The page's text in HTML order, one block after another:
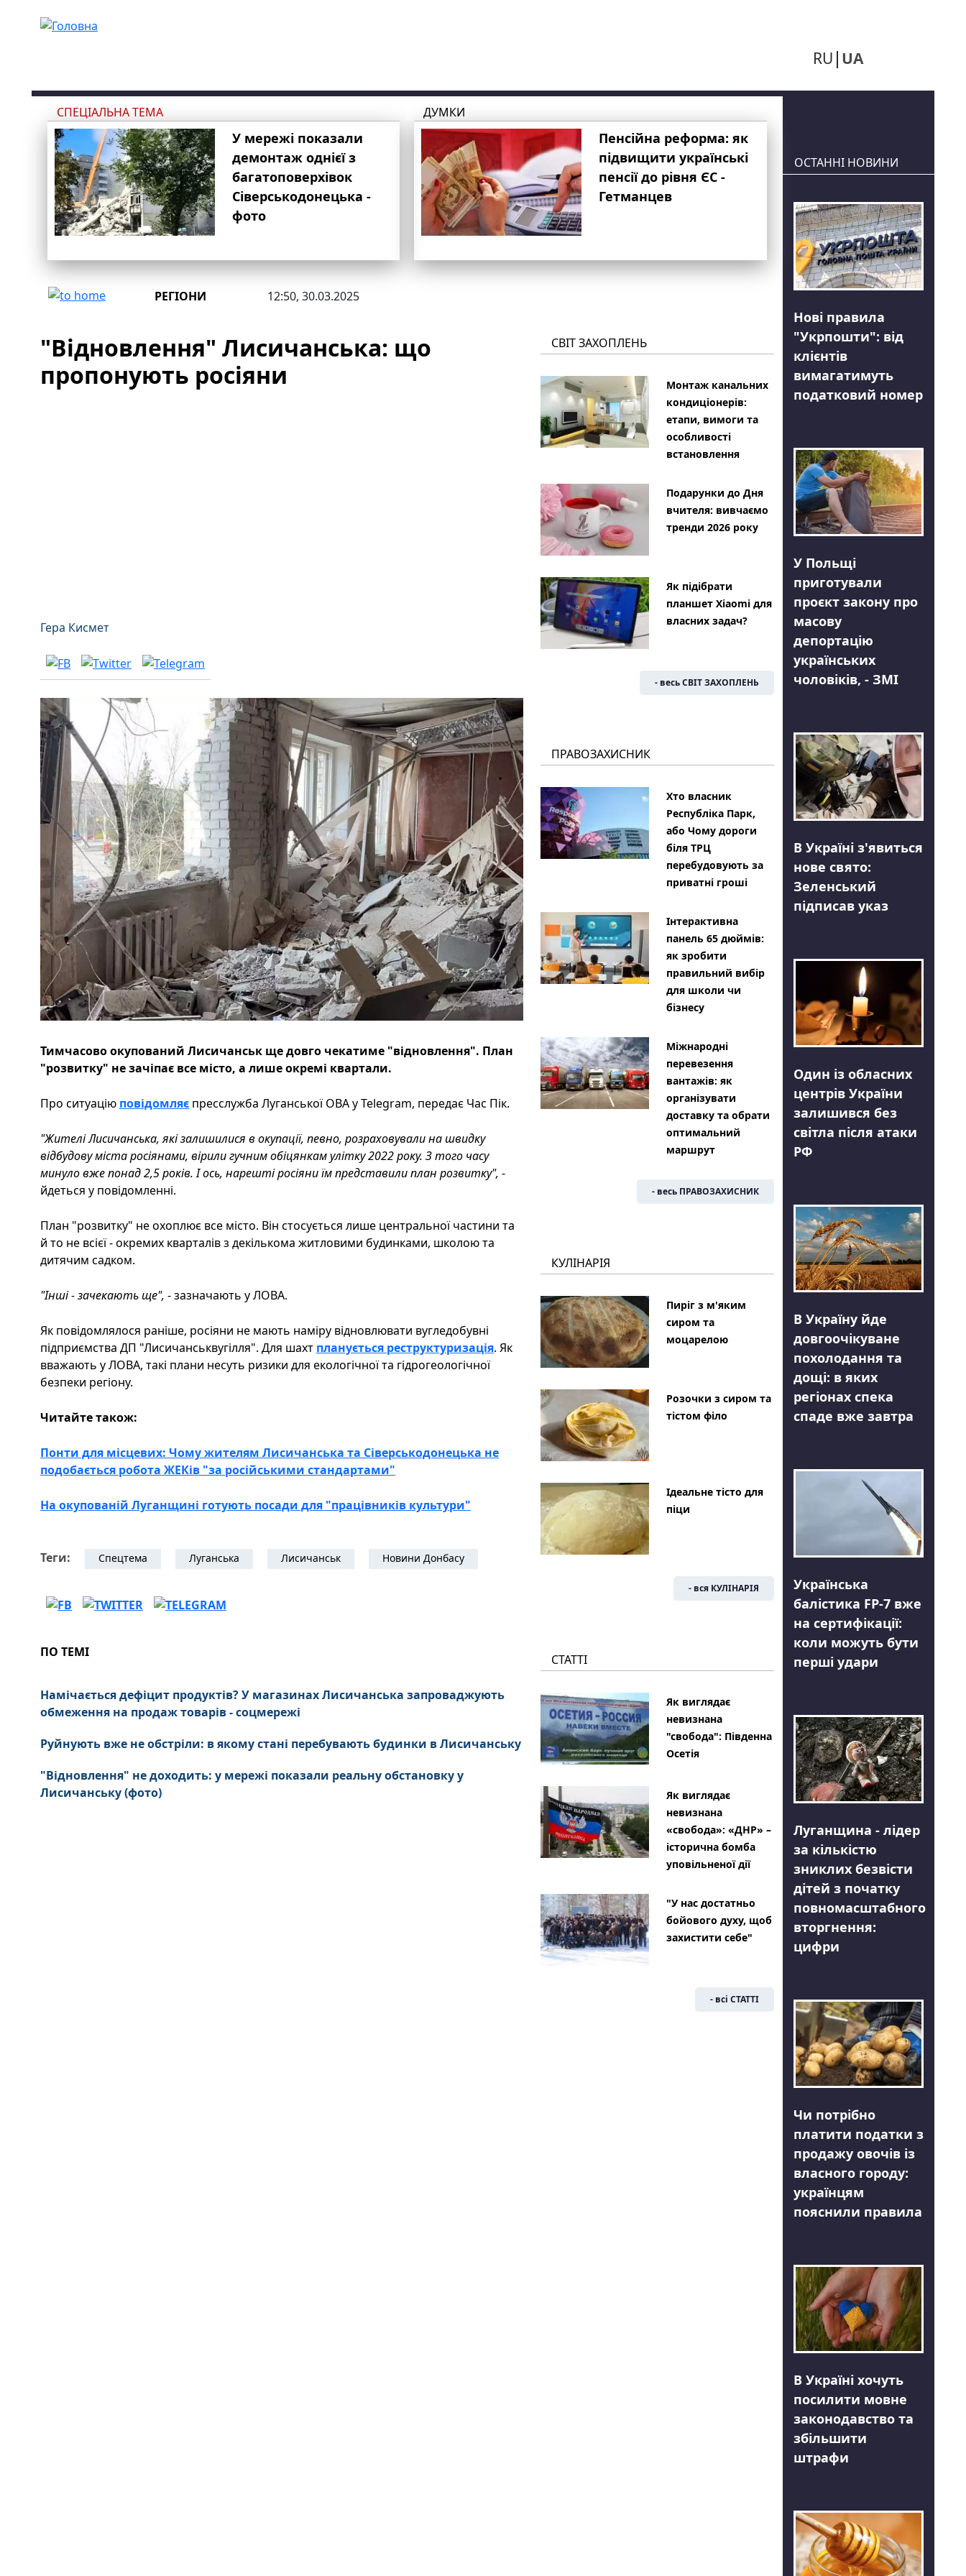
RU UA
СПЕЦІАЛЬНА ТЕМА
У мережі показали
демонтаж однієї з
багатоповерхівок
Сіверськодонецька -
фото
ДУМКИ
Пенсійна реформа: як
підвищити українські
пенсії до рівня ЄС -
Гетманцев
РЕГІОНИ 12:50, 30.03.2025
"Відновлення" Лисичанська: що
пропонують росіяни
Гера Кисмет
Тимчасово окупований Лисичанськ ще довго чекатиме "відновлення". План
"розвитку" не зачіпає все місто, а лише окремі квартали.
Про ситуацію повідомляє пресслужба Луганської ОВА у Telegram, передає Час Пік.
"Жителі Лисичанська, які залишилися в окупації, певно, розраховували на швидку
відбудову міста росіянами, вірили гучним обіцянкам улітку 2022 року. З того часу
минуло вже понад 2,5 років. І ось, нарешті росіяни їм представили план розвитку", -
йдеться у повідомленні.
План "розвитку" не охоплює все місто. Він стосується лише центральної частини та
й то не всієї - окремих кварталів з декількома житловими будинками, школою та
дитячим садком.
"Інші - зачекають ще", - зазначають у ЛОВА.
Як повідомлялося раніше, росіяни не мають наміру відновлювати вугледобувні
підприємства ДП "Лисичанськвугілля". Для шахт планується реструктуризація. Як
вважають у ЛОВА, такі плани несуть ризики для екологічної та гідрогеологічної
безпеки регіону.
Читайте також:
Понти для місцевих: Чому жителям Лисичанська та Сіверськодонецька не
подобається робота ЖЕКів "за російськими стандартами"
На окупованій Луганщині готують посади для "працівників культури"
Теги: Спецтема Луганська Лисичанськ Новини Донбасу
ПО ТЕМІ
Намічається дефіцит продуктів? У магазинах Лисичанська запроваджують
обмеження на продаж товарів - соцмережі
Руйнують вже не обстріли: в якому стані перебувають будинки в Лисичанську
"Відновлення" не доходить: у мережі показали реальну обстановку у
Лисичанську (фото)
СВІТ ЗАХОПЛЕНЬ
Монтаж канальних
кондиціонерів:
етапи, вимоги та
особливості
встановлення
Подарунки до Дня
вчителя: вивчаємо
тренди 2026 року
Як підібрати
планшет Xiaomi для
власних задач?
- весь СВІТ ЗАХОПЛЕНЬ
ПРАВОЗАХИСНИК
Хто власник
Республіка Парк,
або Чому дороги
біля ТРЦ
перебудовують за
приватні гроші
Інтерактивна
панель 65 дюймів:
як зробити
правильний вибір
для школи чи
бізнесу
Міжнародні
перевезення
вантажів: як
організувати
доставку та обрати
оптимальний
маршрут
- весь ПРАВОЗАХИСНИК
КУЛІНАРІЯ
Пиріг з м'яким
сиром та
моцарелою
Розочки з сиром та
тістом філо
Ідеальне тісто для
піци
- вся КУЛІНАРІЯ
СТАТТІ
Як виглядає
невизнана
"свобода": Південна
Осетія
Як виглядає
невизнана
«свобода»: «ДНР» –
історична бомба
уповільненої дії
"У нас достатньо
бойового духу, щоб
захистити себе"
- всі СТАТТІ
ОСТАННІ НОВИНИ
Нові правила
"Укрпошти": від
клієнтів
вимагатимуть
податковий номер
У Польщі
приготували
проєкт закону про
масову
депортацію
українських
чоловіків, - ЗМІ
В Україні з'явиться
нове свято:
Зеленський
підписав указ
Один із обласних
центрів України
залишився без
світла після атаки
РФ
В Україну йде
довгоочікуване
похолодання та
дощі: в яких
регіонах спека
спаде вже завтра
Українська
балістика FP-7 вже
на сертифікації:
коли можуть бути
перші удари
Луганщина - лідер
за кількістю
зниклих безвісти
дітей з початку
повномасштабного
вторгнення:
цифри
Чи потрібно
платити податки з
продажу овочів із
власного городу:
українцям
пояснили правила
В Україні хочуть
посилити мовне
законодавство та
збільшити
штрафи